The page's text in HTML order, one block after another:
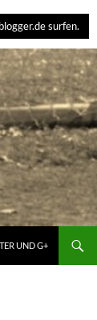
UND G+
surfen.